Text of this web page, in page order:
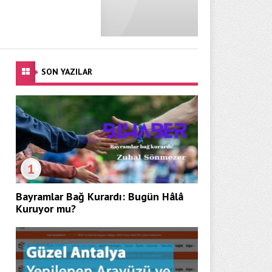
SON YAZILAR
1
Bayramlar Bağ Kurardı: Bugün Hâlâ
Kuruyor mu?